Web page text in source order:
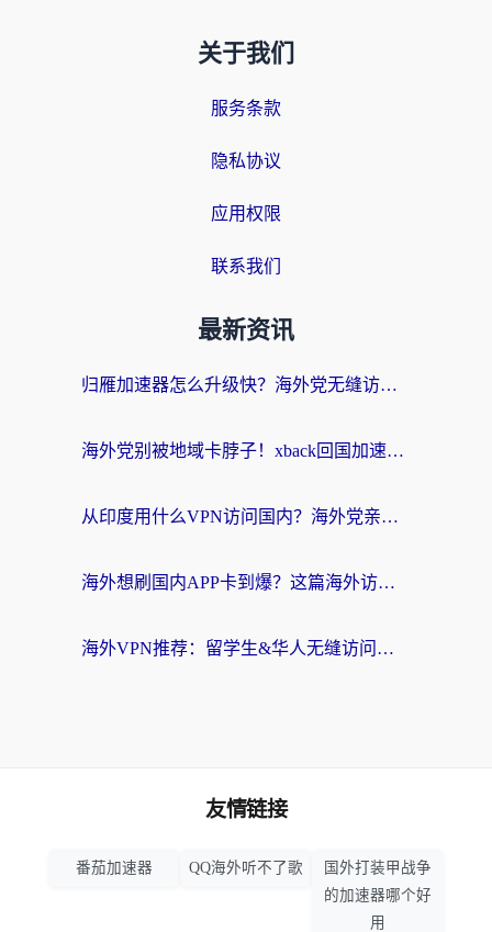
关于我们
服务条款
隐私协议
应用权限
联系我们
最新资讯
归雁加速器怎么升级快？海外党无缝访问国内资源的全攻略（附免费VPN推荐Dcard热门款）
海外党别被地域卡脖子！xback回国加速器选择全攻略，轻松刷剧玩国服
从印度用什么VPN访问国内？海外党亲测的无缝回国上网指南
海外想刷国内APP卡到爆？这篇海外访问国内服务器加速指南帮你解决所有问题
海外VPN推荐：留学生&华人无缝访问国内资源的避坑指南
友情链接
番茄加速器 QQ海外听不了歌
国外打装甲战争
的加速器哪个好
用